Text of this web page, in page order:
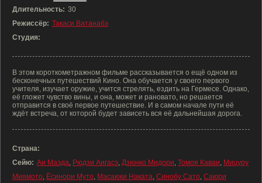
Длительность: 30
Режиссёр: Такаси Ватанабэ
Студия:
В этом короткометражном фильме рассказывается о ещё одном из
бесконечных путешествий Кино. Она обучается у своего первого
учителя, изучает оружие, учится стрелять, ездить на Гермесе. Однако,
её гложет чувство вины, и она, может и рановато, но решается
отправится в своё первое путешествие. И в самом начале пути её
ждёт встреча, от которой будет зависеть вся её дальнейшая дорога.
Страна:
Сейю: Аи Маэда, Рюдзи Аигасэ, Дзюнко Мидори, Томоя Каваи, Мицуру
Миямото, Ёсинори Муто, Масаюки Наката, Синобу Сато, Саюри